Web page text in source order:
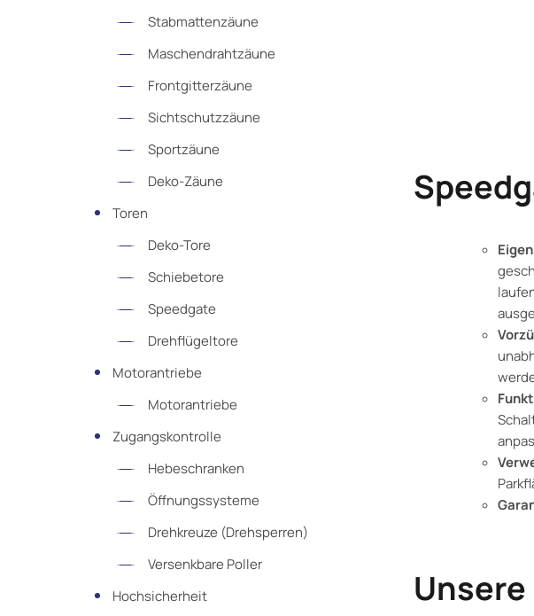
Stabmattenzäune
Maschendrahtzäune
Frontgitterzäune
Sichtschutzzäune
Sportzäune
Deko-Zäune
Toren
Deko-Tore
Schiebetore
Speedgate
Drehflügeltore
Motorantriebe
Motorantriebe
Zugangskontrolle
Hebeschranken
Öffnungssysteme
Drehkreuze (Drehsperren)
Versenkbare Poller
Hochsicherheit